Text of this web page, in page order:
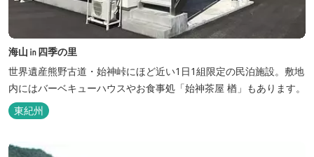
海山㏌四季の里
世界遺産熊野古道・始神峠にほど近い1日1組限定の民泊施設。敷地
内にはバーベキューハウスやお食事処「始神茶屋 楢」もあります。
東紀州